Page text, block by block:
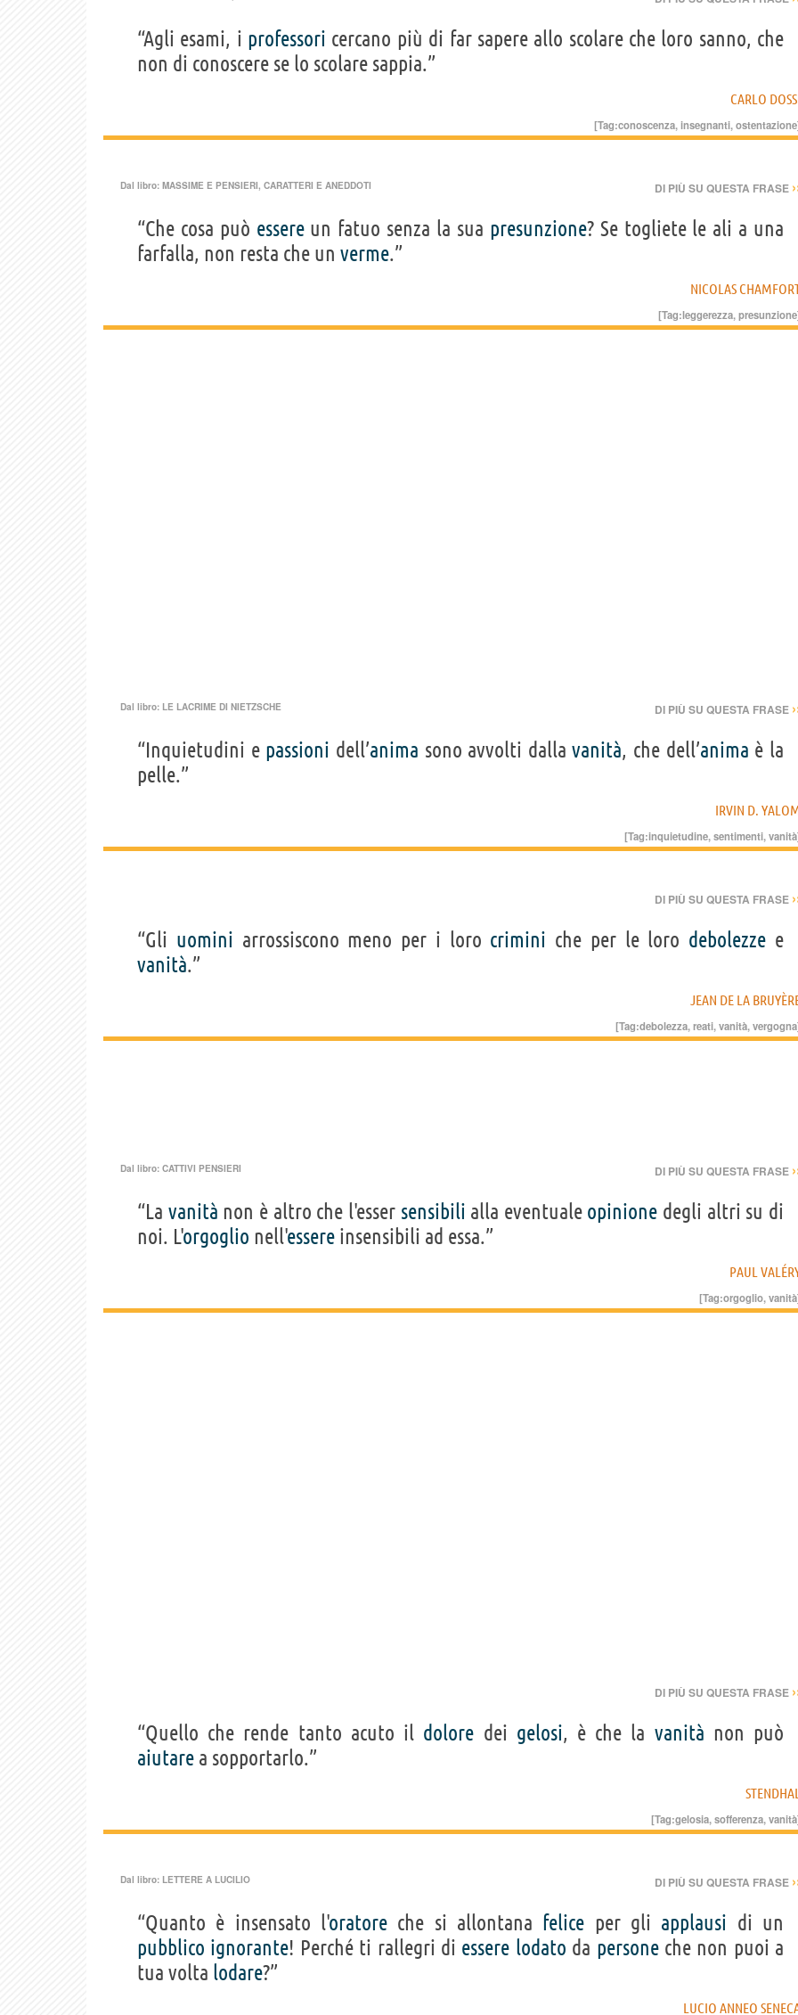
“Agli esami, i professori cercano più di far sapere allo scolare che loro sanno, che
non di conoscere se lo scolare sappia.”
CARLO
[Tag:conoscenza,insegnanti,ostentazione
Dal libro: MASSIME E PENSIERI, CARATTERI E ANEDDOTI DI PIÙ SU QUESTA FRASE
“Che cosa può essereun fatuo senza la sua presunzione? Se togliete le ali a una
farfalla, non resta che un verme.”
NICOLAS
[Tag:leggerezza,presunzione
Dal libro: LE LACRIME DI NIETZSCHE DI PIÙ SU QUESTA FRASE
“Inquietudini e passioni dell’anima sono avvolti dallavanità, che dell’anima è la
pelle.”
IRVIN D.
[Tag:inquietudine,sentimenti,vanità
DI PIÙ SU QUESTA FRASE
“Gli uomini arrossiscono meno per i loro crimini che per le loro debolezze e
vanità.”
JEAN DE LA
[Tag:debolezza,reati,vanità,vergogna
Dal libro: CATTIVI PENSIERI DI PIÙ SU QUESTA FRASE
“La vanità non è altro che l'esser sensibili alla eventuale opinione degli altri su di
noi. L'orgoglio nell'essere insensibili ad essa.”
PAUL
[Tag:orgoglio,vanità
DI PIÙ SU QUESTA FRASE
“Quello che rende tanto acuto il dolore dei gelosi, è che la vanità non può
aiutare a sopportarlo.”
STENDHAL
[Tag:gelosia,sofferenza,vanità
Dal libro: LETTERE A LUCILIO DI PIÙ SU QUESTA FRASE
“Quanto è insensato l'oratore che si allontana felice per gli applausi di un
pubblico ignorante! Perché ti rallegri di essere lodato da personeche non puoi a
tua volta lodare?”
LUCIO ANNEO